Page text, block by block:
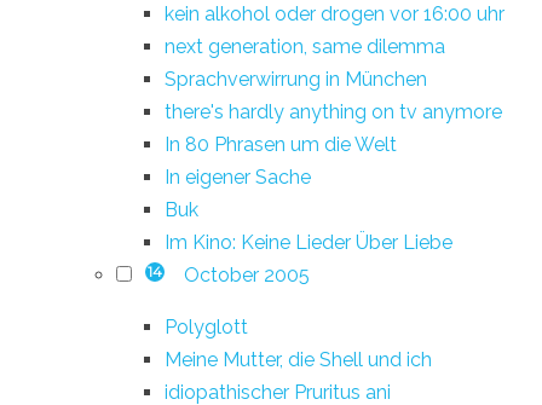
kein alkohol oder drogen vor 16:00 uhr
next generation, same dilemma
Sprachverwirrung in München
there's hardly anything on tv anymore
In 80 Phrasen um die Welt
In eigener Sache
Buk
Im Kino: Keine Lieder Über Liebe
14 October 2005
Polyglott
Meine Mutter, die Shell und ich
idiopathischer Pruritus ani